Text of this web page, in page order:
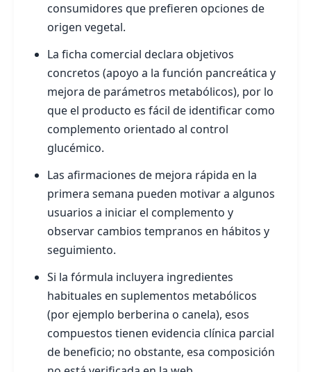
consumidores que prefieren opciones de
origen vegetal.
La ficha comercial declara objetivos
concretos (apoyo a la función pancreática y
mejora de parámetros metabólicos), por lo
que el producto es fácil de identificar como
complemento orientado al control
glucémico.
Las afirmaciones de mejora rápida en la
primera semana pueden motivar a algunos
usuarios a iniciar el complemento y
observar cambios tempranos en hábitos y
seguimiento.
Si la fórmula incluyera ingredientes
habituales en suplementos metabólicos
(por ejemplo berberina o canela), esos
compuestos tienen evidencia clínica parcial
de beneficio; no obstante, esa composición